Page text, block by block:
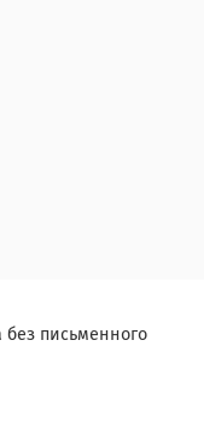
без письменного